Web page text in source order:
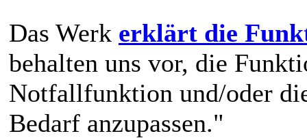
Das Werk erklärt die
behalten uns vor, die
Notfallfunktion und/oder
Bedarf anzupassen."